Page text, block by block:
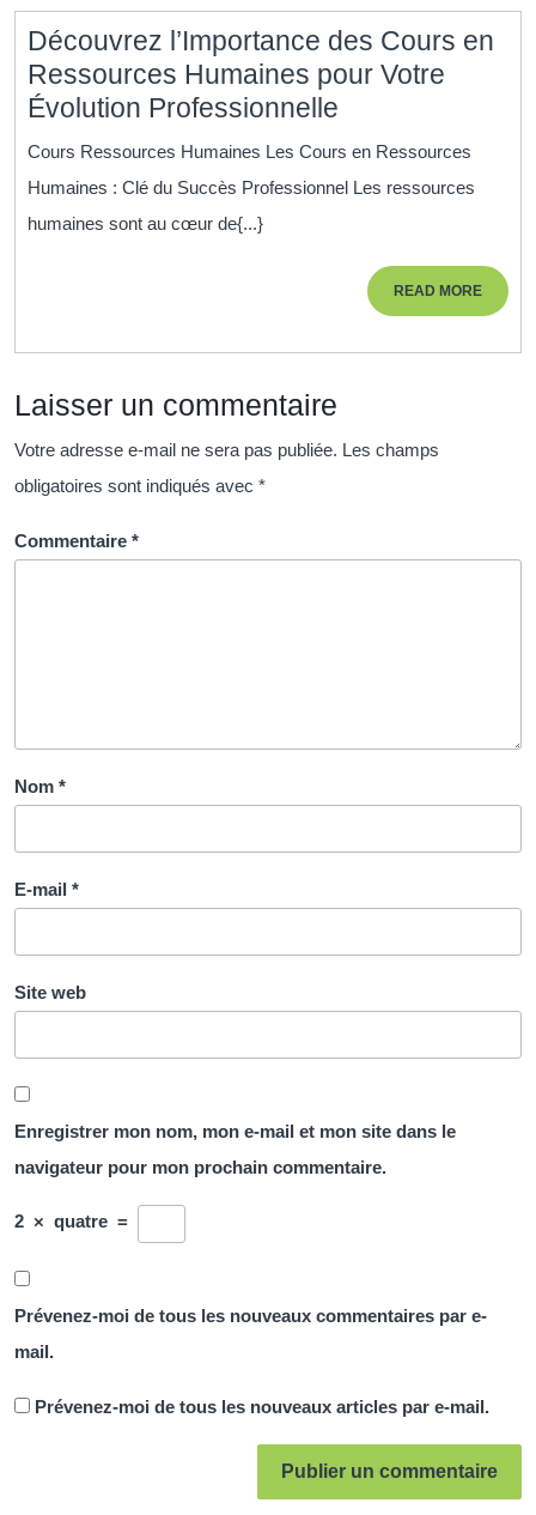
Découvrez l’Importance des Cours en
Ressources Humaines pour Votre
Évolution Professionnelle
l’Importance
des
Ressources
Humaines
Professionnelle
Cours Ressources Humaines Les Cours en Ressources
Humaines : Clé du Succès Professionnel Les ressources
humaines sont au cœur de{...}
READ MOREREAD
MORE
Laisser un commentaire
Votre adresse e-mail ne sera pas publiée. Les champs
obligatoires sont indiqués avec *
Commentaire *
Nom *
E-mail *
Site web
Enregistrer mon nom, mon e-mail et mon site dans le
navigateur pour mon prochain commentaire.
2 × quatre =
Prévenez-moi de tous les nouveaux commentaires par e-
mail.
Prévenez-moi de tous les nouveaux articles par e-mail.